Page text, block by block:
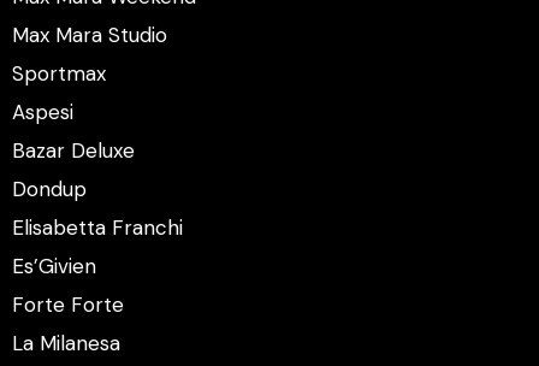
Max Mara Studio
Sportmax
Aspesi
Bazar Deluxe
Dondup
Elisabetta Franchi
Es’Givien
Forte Forte
La Milanesa